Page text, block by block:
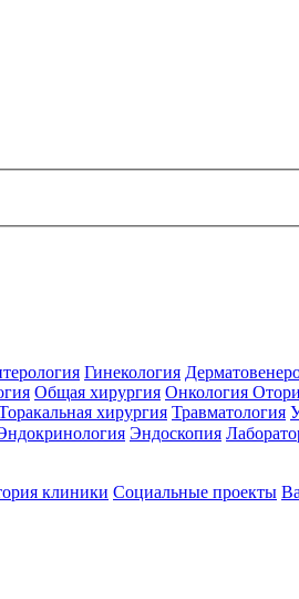
Гинекология
Общая хирургия Онкология
хирургия Травматология
Эндоскопия
клиники Социальные проекты